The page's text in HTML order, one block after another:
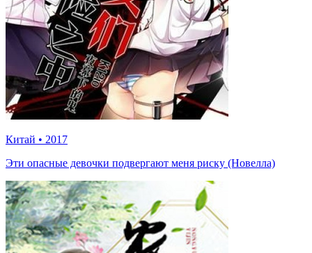
Китай • 2017
Эти опасные девочки подвергают меня риску (Новелла)